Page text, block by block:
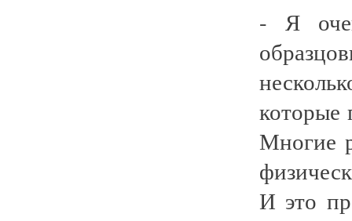
- Я
которые
Многие
И это